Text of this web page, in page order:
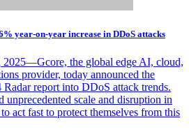
year-on-year increase in DDoS attacks
2025—Gcore, the global edge AI, cloud,
provider, today announced the
report into DDoS attack trends.
unprecedented scale and disruption in
act fast to protect themselves from this